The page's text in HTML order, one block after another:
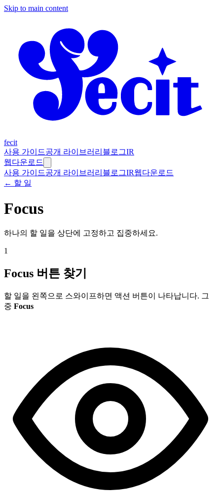
Skip to main content
fecit
사용 가이드공개 라이브러리 블로그IR
웹다운로드
사용 가이드공개 라이브러리 블로그IR웹다운로드
← 할 일
Focus
하나의 할 일을 상단에 고정하고 집중하세요.
1
Focus 버튼 찾기
할 일을 왼쪽으로 스와이프하면 액션 버튼이 나타납니다. 그
중 Focus